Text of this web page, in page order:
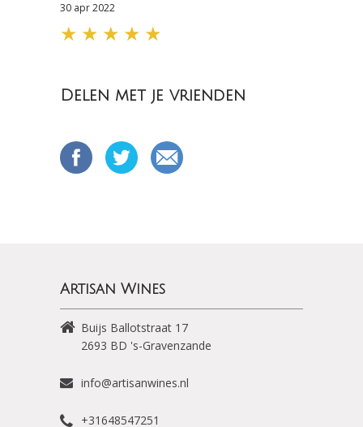
30 apr 2022
★ ★ ★ ★ ★
Delen met je vrienden
Artisan Wines
Buijs Ballotstraat 17
2693 BD 's-Gravenzande
info@artisanwines.nl
+31648547251